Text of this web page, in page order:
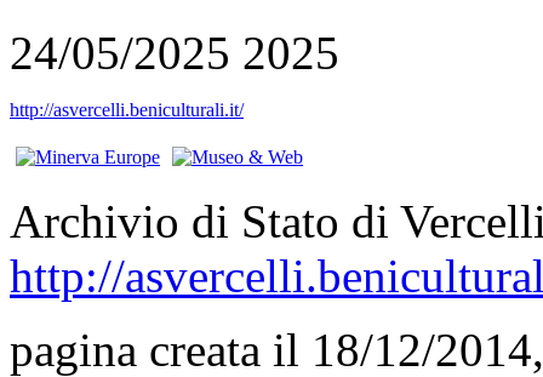
24/05/2025 2025
http://asvercelli.beniculturali.it/
Archivio di Stato di
http://
pagina creata il 18/12/